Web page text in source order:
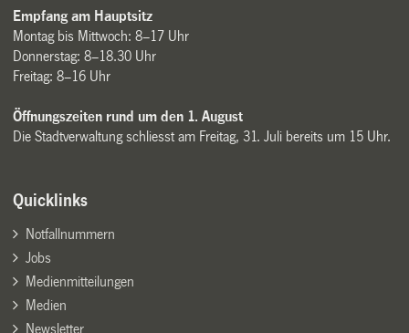
Empfang am Hauptsitz
Montag bis Mittwoch: 8–17 Uhr
Donnerstag: 8–18.30 Uhr
Freitag: 8–16 Uhr
Öffnungszeiten rund um den 1. August
Die Stadtverwaltung schliesst am Freitag, 31. Juli bereits um 15 Uhr.
Quicklinks
Notfallnummern
Jobs
Medienmitteilungen
Medien
Newsletter